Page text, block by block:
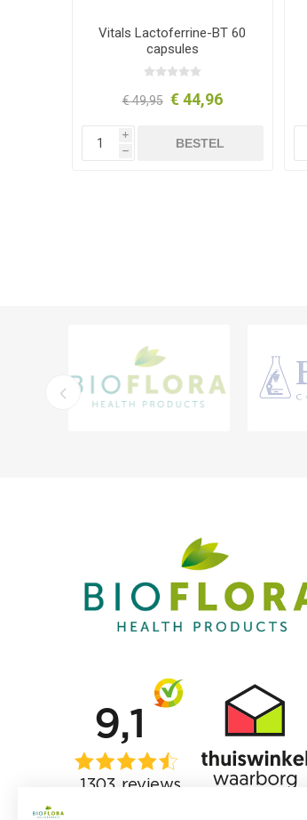
Vitals Lactoferrine-BT 60
capsules
€ 49,95 € 44,96
i
h
BESTEL